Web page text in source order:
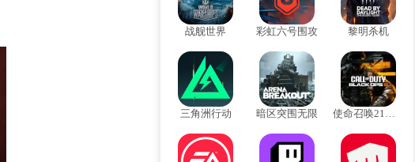
战舰世界 彩虹六号围攻 黎明杀机
三角洲行动 暗区突围无限 使命召唤21黑色行动6